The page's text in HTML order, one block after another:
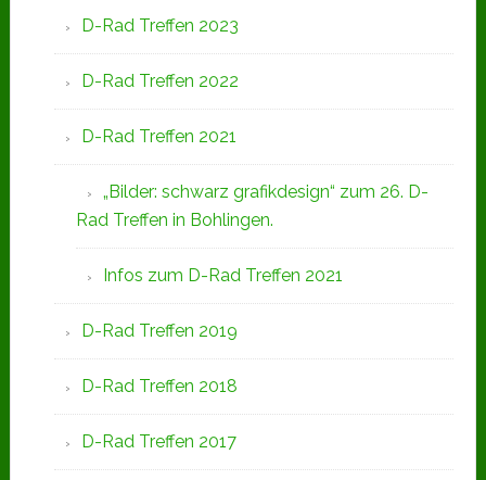
D-Rad Treffen 2023
D-Rad Treffen 2022
D-Rad Treffen 2021
„Bilder: schwarz grafikdesign“ zum 26. D-
Rad Treffen in Bohlingen.
Infos zum D-Rad Treffen 2021
D-Rad Treffen 2019
D-Rad Treffen 2018
D-Rad Treffen 2017